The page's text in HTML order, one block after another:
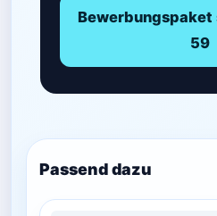
59
Passend dazu